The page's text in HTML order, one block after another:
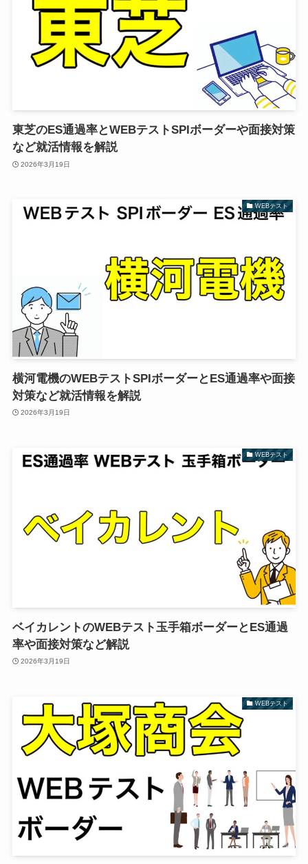
東芝のES通過率とWEBテストSPIボーダーや面接対策
など就活情報を解説
2026年3月19日
WEBテスト
横河電機のWEBテストSPIボーダーとES通過率や面接
対策など就活情報を解説
2026年3月19日
WEBテスト
ベイカレントのWEBテスト玉手箱ボーダーとES通過
率や面接対策など解説
2026年3月19日
WEBテスト